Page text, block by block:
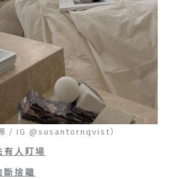
源 / IG @susantornqvist）
有人盯場
斷捨離